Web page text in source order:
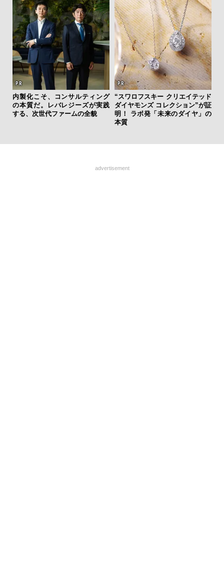
内製化こそ、コンサルティング
の本質だ。レバレジーズが実践
する、次世代ファームの全貌
“スワロフスキー クリエイテッド
ダイヤモンズ コレクション”が証
明！ ラボ発「未来のダイヤ」の
本質
advertisement